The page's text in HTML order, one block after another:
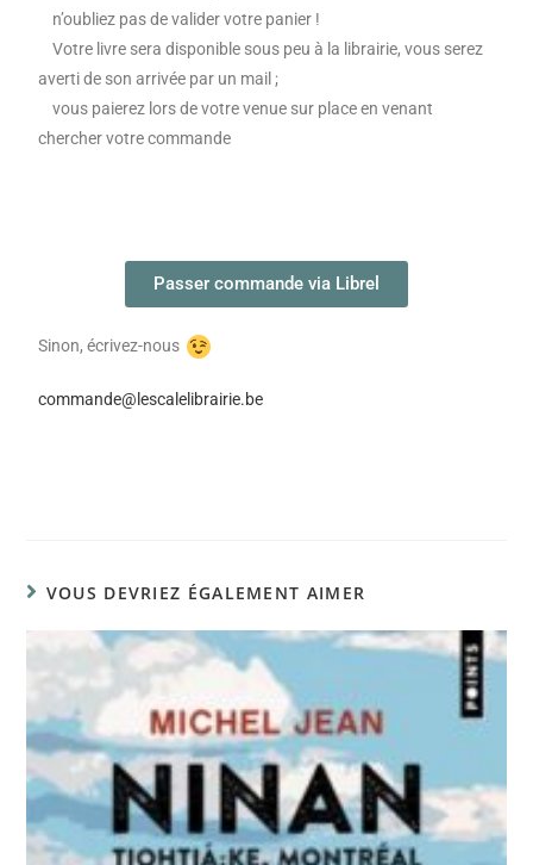
n’oubliez pas de valider votre panier !
Votre livre sera disponible sous peu à la librairie, vous serez
averti de son arrivée par un mail ;
vous paierez lors de votre venue sur place en venant
chercher votre commande
Passer commande via Librel
Sinon, écrivez-nous
commande@lescalelibrairie.be
VOUS DEVRIEZ ÉGALEMENT AIMER